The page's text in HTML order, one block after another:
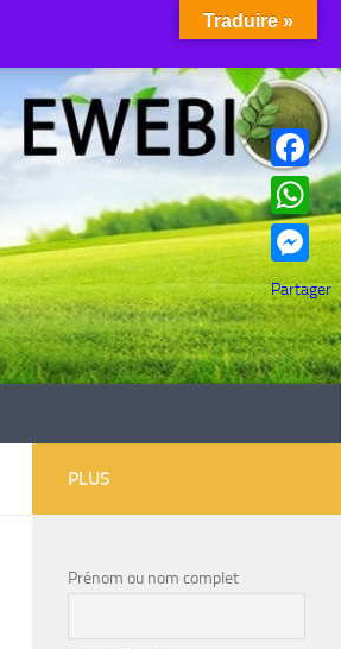
PLUS
Prénom ou nom complet
Facebook
WhatsApp
Partager
Traduire »